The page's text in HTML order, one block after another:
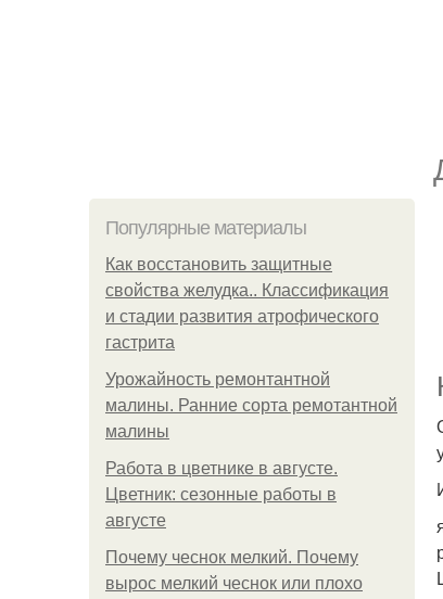
Популярные материалы
Как восстановить защитные
свойства желудка.. Классификация
и стадии развития атрофического
гастрита
Урожайность ремонтантной
малины. Ранние сорта ремотантной
малины
Работа в цветнике в августе.
Цветник: сезонные работы в
августе
Почему чеснок мелкий. Почему
вырос мелкий чеснок или плохо